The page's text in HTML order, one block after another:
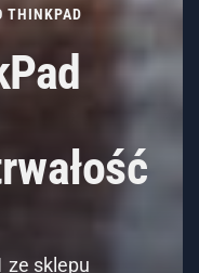
ze sklepu
to jedna z